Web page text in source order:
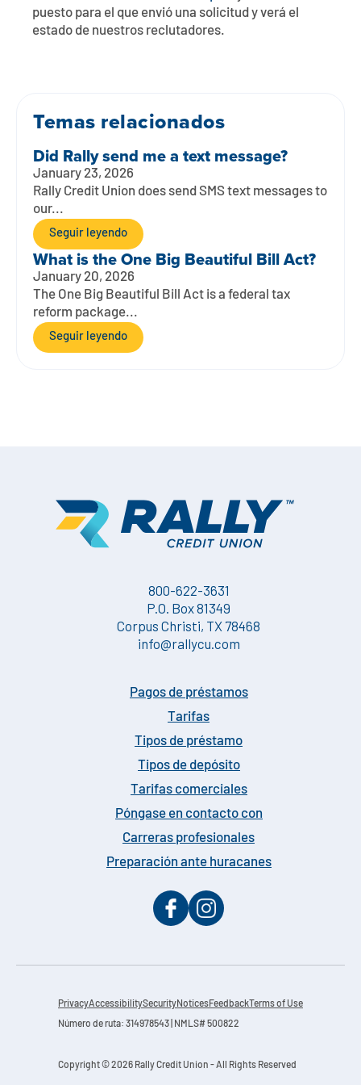
Calculadoras
Gestionar la cuenta de préstamo vivienda
Servicios
Preguntas frecuentes
Medios de comunicación
Formularios
Ofertas especiales
Calculadoras
Explorar la banca digital
Smart Card
Banco por teléfono
Banca digital 101
Póngase en contacto con
Tarifas
Depósito
Préstamos
Empresas
puesto para el que envió una solicitud y verá el
estado de nuestros reclutadores.
Temas relacionados
Did Rally send me a text message?
January 23, 2026
Rally Credit Union does send SMS text messages to
our...
Seguir leyendo
What is the One Big Beautiful Bill Act?
January 20, 2026
The One Big Beautiful Bill Act is a federal tax
reform package...
Seguir leyendo
800-622-3631
P.O. Box 81349
Corpus Christi, TX 78468
info@rallycu.com
Pagos de préstamos
Tarifas
Tipos de préstamo
Tipos de depósito
Tarifas comerciales
Póngase en contacto con
Carreras profesionales
Preparación ante huracanes
PrivacyAccessibilitySecurityNoticesFeedback Terms of Use
Número de ruta: 314978543 | NMLS# 500822
Copyright © 2026 Rally Credit Union - All Rights Reserved